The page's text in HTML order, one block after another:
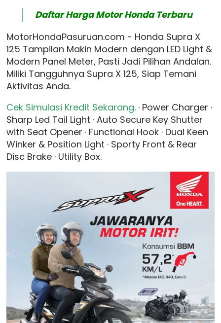
Daftar Harga Motor Honda Terbaru
MotorHondaPasuruan.com - Honda Supra X
125 Tampilan Makin Modern dengan LED Light &
Modern Panel Meter, Pasti Jadi Pilihan Andalan.
Miliki Tangguhnya Supra X 125, Siap Temani
Aktivitas Anda.
Cek Simulasi Kredit Sekarang. · Power Charger ·
Sharp Led Tail Light · Auto Secure Key Shutter
with Seat Opener · Functional Hook · Dual Keen
Winker & Position Light · Sporty Front & Rear
Disc Brake · Utility Box.